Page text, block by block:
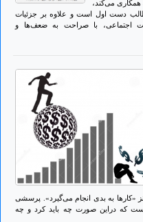
می‌کند،
دست اول است و علاوه بر جزئیات
اجتماعی، با صراحت به ضعف‌ها و
«کارها به بدی انجام می‌گیرد». پرسشی
که دراین صورت چه باید کرد و چه